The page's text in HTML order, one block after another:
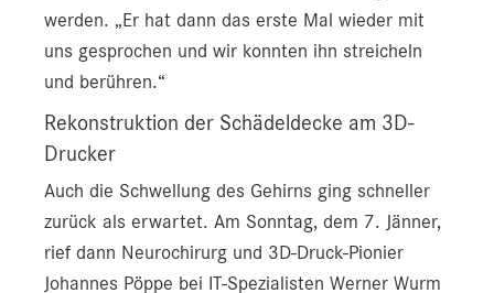
werden. „Er hat dann das erste Mal wieder mit
uns gesprochen und wir konnten ihn streicheln
und berühren.“
Rekonstruktion der Schädeldecke am 3D-
Drucker
Auch die Schwellung des Gehirns ging schneller
zurück als erwartet. Am Sonntag, dem 7. Jänner,
rief dann Neurochirurg und 3D-Druck-Pionier
Johannes Pöppe bei IT-Spezialisten Werner Wurm